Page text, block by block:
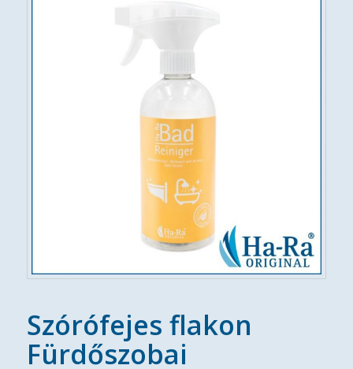
Szórófejes flakon
Fürdőszobai